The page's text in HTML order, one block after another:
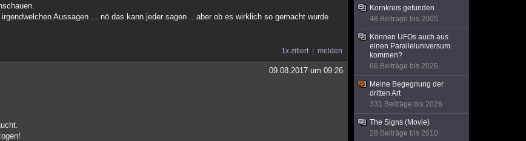
Aussagen ... nö das kann jeder sagen .. aber ob es wirklich so gemacht wurde
1x zitiert melden
09.08.2017 um 09:26
Kornkreis gefunden
48 Beiträge bis 2005
Können UFOs auch aus
einen Paralleluniversum
kommen?
66 Beiträge bis 2026
Meine Begegnung der
dritten Art
331 Beiträge bis 2026
The Signs (Movie)
28 Beiträge bis 2010